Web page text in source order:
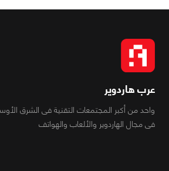
عرب هاردوير
واحد من أكبر المجتمعات التقنية فى الشرق
فى مجال الهاردوير والألعاب والهواتف